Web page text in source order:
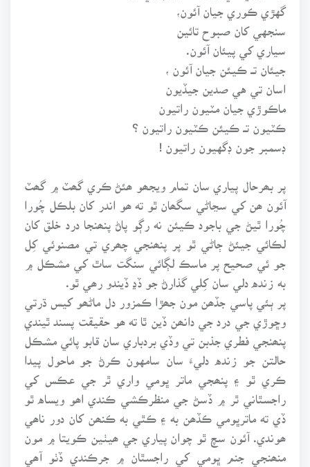
گهڙي ڪوري جيان آئون،
سنجهي کان صبوح تائين
سياري کي پيئان آئون.
جيئان تــ ڪيئن جيان آئون ،
اسان تي هي صدين جيڏيون
ماڪوڙي جيان مٽيون راتيون
ڪٽيون تــ ڪيئن ڪٽيون راتيون ؟
ڊسمبر جون ڊگهيون راتيون !
پر بھرحال پياري سان تمام ويجھو ھئڻ ڪري گھٽ ۾ گھٽ
آئون ھن کي سڃاڻي سگھان ٿو ته ھو اندر کان بلڪل چُورا
چُورا ٿيڻ جي باجود ڪيئن نه رڳو پاڻ پنھنجا درد خلق کان
لڪائي جيئڻ ڄاڻي ٿو پر پنھنجي چھري تي مصنوئي کِل
جو ئي صحيح پر ماسڪ لڳائي سنگت ساٿ کي مشڪل ۾
به زنده دلي سان کِلي گذارڻ جو ڏڍ ڏيندو رھي ٿو.
پر ٻئي پاسي جڏھن مون جھڙا ڪمزور دل ماڻھو کيس ڌرتي
وڇوڙي جي درد جي دانھن ڏين ٿا ته ھو حقيقت پسند ٿيندي
پنھنجي فطري جذبن تي وڏي بردباري سان قابو پائي مشڪل
حالتن جو زنده دليءَ سان سامهون ڪرڻ جو ماحول پيدا
ڪري ٿو ۽ پنھجي ماتر ڀومي واري ٿر جي عڪس کي
راجسٿاني ٿر ۾ ڏسڻ جي منظرڪشي ڪندي اھو ويساه ٿو
ڏي ته ماترڀومي ڪڏھن به ۽ ڪٿي به ڪنھن کان دور ناھي
ھوندي. آئون سچ ٿو چوان پياري جي ھيٺين ڪويتا ۾ مون
منھنجي جنم ڀومي کي راجسٿان ۾ جرڪندي ڏٺو آھي